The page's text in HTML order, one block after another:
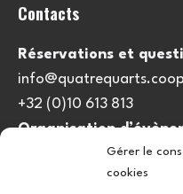
Gérer le
cookies
Contacts
Réservations et
info@quatrequarts.coop
+32 (0)10 613 813
Organisation